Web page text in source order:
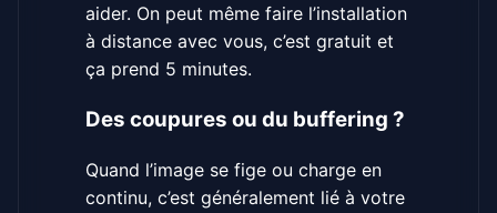
aider. On peut même faire l’installation
à distance avec vous, c’est gratuit et
ça prend 5 minutes.
Des coupures ou du buffering ?
Quand l’image se fige ou charge en
continu, c’est généralement lié à votre